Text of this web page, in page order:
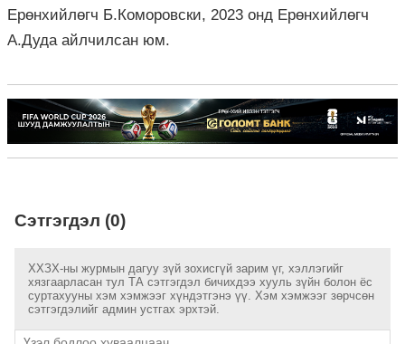
Ерөнхийлөгч Б.Коморовски, 2023 онд Ерөнхийлөгч
А.Дуда айлчилсан юм.
Сэтгэгдэл (0)
ХХЗХ-ны журмын дагуу зүй зохисгүй зарим үг, хэллэгийг
хязгаарласан тул ТА сэтгэгдэл бичихдээ хууль зүйн болон ёс
суртахууны хэм хэмжээг хүндэтгэнэ үү. Хэм хэмжээг зөрчсөн
сэтгэгдэлийг админ устгах эрхтэй.